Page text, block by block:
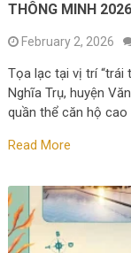
THÔNG MINH 2026
February 2, 2026
Tọa lạc tại vị trí “trái
Nghĩa Trụ, huyện
quần thể căn hộ
Read More